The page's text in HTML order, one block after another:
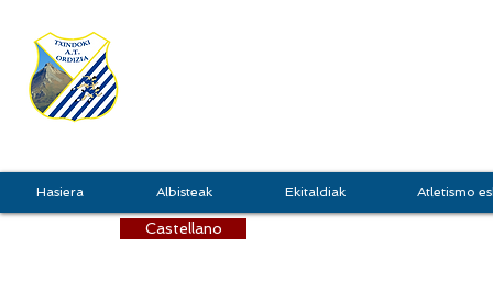
Castellano
Hasiera Albisteak Ekitaldiak Atletismo